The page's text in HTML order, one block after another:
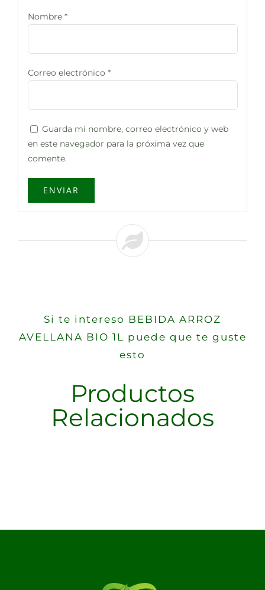
Nombre *
Correo electrónico *
Guarda mi nombre, correo electrónico y web
en este navegador para la próxima vez que
comente.
Si te intereso BEBIDA ARROZ
AVELLANA BIO 1L puede que te guste
esto
Productos
Relacionados